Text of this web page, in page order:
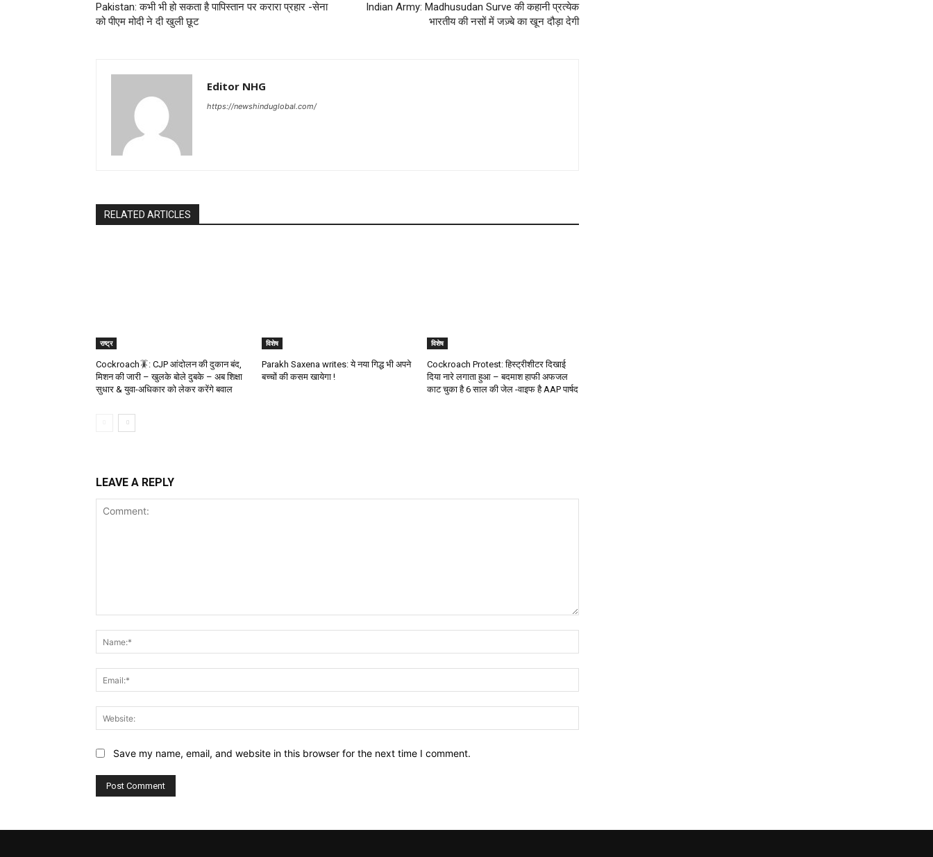
Pakistan: कभी भी हो सकता है पापिस्तान पर करारा प्रहार -सेना
को पीएम मोदी ने दी खुली छूट
Indian Army: Madhusudan Surve की कहानी प्रत्येक
भारतीय की नसों में जज़्बे का खून दौड़ा देगी
Editor NHG
https://newshinduglobal.com/
RELATED ARTICLES
राष्ट्र
Cockroach🪳: CJP आंदोलन की दुकान बंद,
मिशन की जारी – खुलके बोले दुबके – अब शिक्षा
सुधार & युवा-अधिकार को लेकर करेंगे बवाल
विशेष
Parakh Saxena writes: ये नया गिद्ध भी अपने
बच्चों की कसम खायेगा !
विशेष
Cockroach Protest: हिस्ट्रीशीटर दिखाई
दिया नारे लगाता हुआ – बदमाश हाफी अफजल
काट चुका है 6 साल की जेल -वाइफ है AAP पार्षद
LEAVE A REPLY
Save my name, email, and website in this browser for the next time I comment.